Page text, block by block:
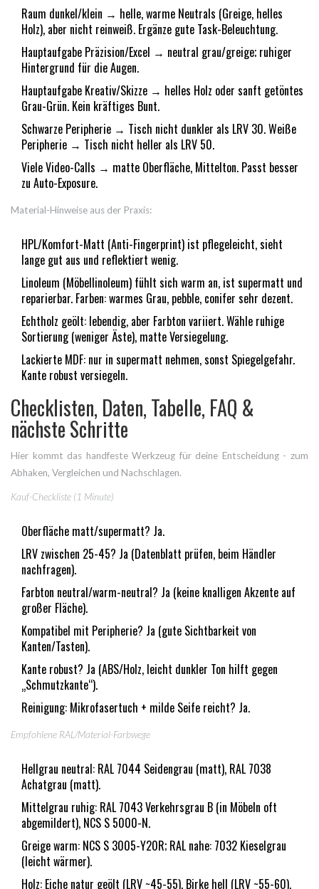
Raum dunkel/klein → helle, warme Neutrals (Greige, helles
Holz), aber nicht reinweiß. Ergänze gute Task-Beleuchtung.
Hauptaufgabe Präzision/Excel → neutral grau/greige; ruhiger
Hintergrund für die Augen.
Hauptaufgabe Kreativ/Skizze → helles Holz oder sanft getöntes
Grau-Grün. Kein kräftiges Bunt.
Schwarze Peripherie → Tisch nicht dunkler als LRV 30. Weiße
Peripherie → Tisch nicht heller als LRV 50.
Viele Video-Calls → matte Oberfläche, Mittelton. Passt besser
zu Auto-Exposure.
Material-Hinweise aus der Praxis:
HPL/Komfort-Matt (Anti-Fingerprint) ist pflegeleicht, sieht
lange gut aus und reflektiert wenig.
Linoleum (Möbellinoleum) fühlt sich warm an, ist supermatt und
reparierbar. Farben: warmes Grau, pebble, conifer sehr dezent.
Echtholz geölt: lebendig, aber Farbton variiert. Wähle ruhige
Sortierung (weniger Äste), matte Versiegelung.
Lackierte MDF: nur in supermatt nehmen, sonst Spiegelgefahr.
Kante robust versiegeln.
Checklisten, Daten, Tabelle, FAQ &
nächste Schritte
Hier kommt das handfeste Werkzeug für deine Entscheidung - zum
Abhaken, Vergleichen und Nachschlagen.
Kauf-Checkliste (1 Minute)
Oberfläche matt/supermatt? Ja.
LRV zwischen 25-45? Ja (Datenblatt prüfen, beim Händler
nachfragen).
Farbton neutral/warm-neutral? Ja (keine knalligen Akzente auf
großer Fläche).
Kompatibel mit Peripherie? Ja (gute Sichtbarkeit von
Kanten/Tasten).
Kante robust? Ja (ABS/Holz, leicht dunkler Ton hilft gegen
„Schmutzkante“).
Reinigung: Mikrofasertuch + milde Seife reicht? Ja.
Empfohlene RAL/Material-Farbwege
Hellgrau neutral: RAL 7044 Seidengrau (matt), RAL 7038
Achatgrau (matt).
Mittelgrau ruhig: RAL 7043 Verkehrsgrau B (in Möbeln oft
abgemildert), NCS S 5000-N.
Greige warm: NCS S 3005-Y20R; RAL nahe: 7032 Kieselgrau
(leicht wärmer).
Holz: Eiche natur geölt (LRV ~45-55), Birke hell (LRV ~55-60),